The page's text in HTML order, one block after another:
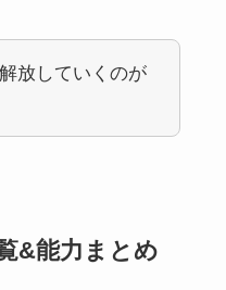
放していくのが
&能力まとめ